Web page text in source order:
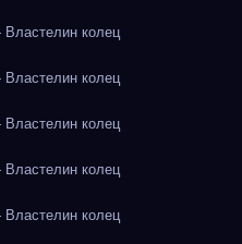
колец
колец
колец
колец
колец